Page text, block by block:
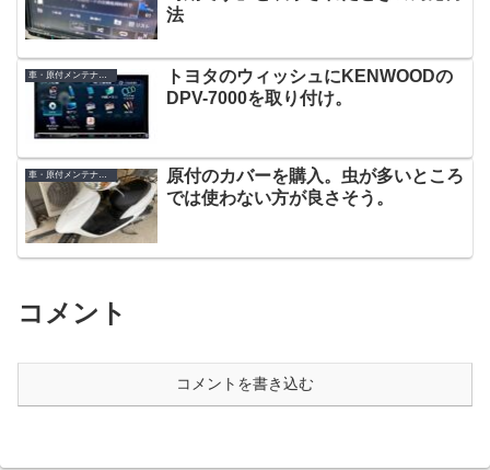
法
車・原付メンテナンス
トヨタのウィッシュにKENWOODの
DPV-7000を取り付け。
車・原付メンテナンス
原付のカバーを購入。虫が多いところ
では使わない方が良さそう。
コメント
コメントを書き込む